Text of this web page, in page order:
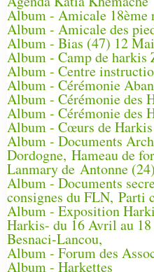
Album - Amicale 18ème
Album - Amicale des
Album - Bias (47) 12
Album - Camp de harkis
Album - Centre
Album - Cérémonie
Album - Cérémonie des
Album - Cérémonie des
Album - Cœurs de Harkis
Album - Documents
Dordogne, Hameau de
Lanmary de Antonne (24)
Album - Documents
consignes du FLN, Parti
Album - Exposition
Harkis- du 16 Avril au
Besnaci-Lancou,
Album - Forum des
Album - Harkettes